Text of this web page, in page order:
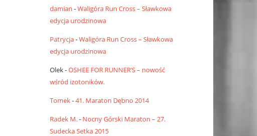
damian -Waligóra Run Cross – Sławkowa
edycja urodzinowa
Patrycja-Waligóra Run Cross – Sławkowa
edycja urodzinowa
Olek-OSHEE FOR RUNNER’S – nowość
wśród izotoników.
Tomek-41. Maraton Dębno 2014
Radek M.- Nocny Górski Maraton – 27.
Sudecka Setka 2015